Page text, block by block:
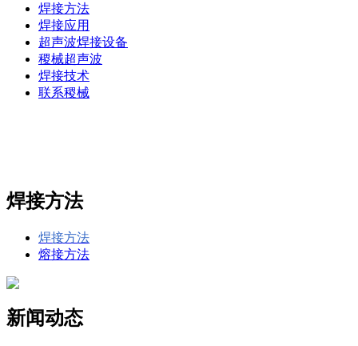
焊接方法
焊接应用
超声波焊接设备
稷械超声波
焊接技术
联系稷械
焊接方法
焊接方法
熔接方法
新闻动态